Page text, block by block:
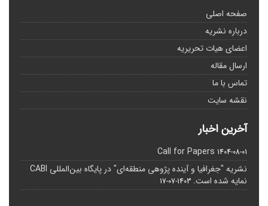
صفحه اصلی
درباره نشریه
اعضای هیات تحریریه
ارسال مقاله
تماس با ما
نقشه سایت
آخرین اخبار
Call for Papers 1404-08-01
نشریه "جغرافیا و آینده پژوهی منطقه‌ای" در پایگاه بین‌المللی CABI
نمایه شده است. 1403-07-17